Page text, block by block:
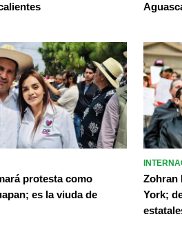
protesta como
es la viuda de
Zohran
York;